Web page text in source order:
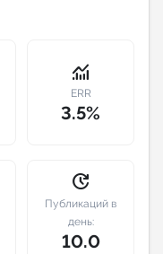
monitoring
ERR
3.5%
update
Публикаций в
день:
10.0